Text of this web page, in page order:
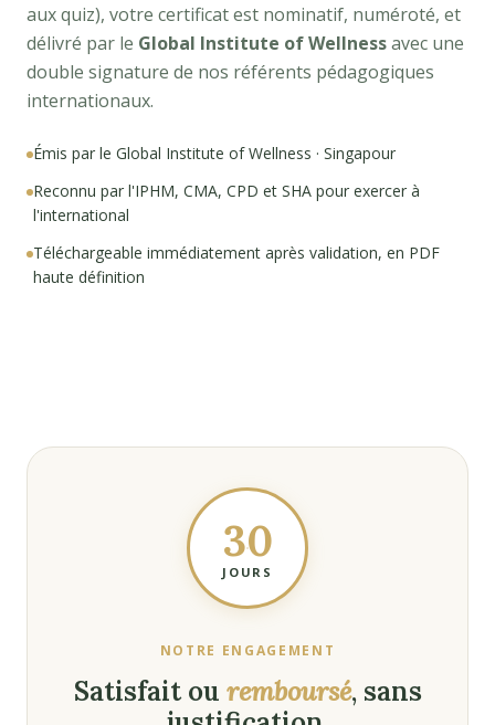
aux quiz), votre certificat est nominatif, numéroté, et
délivré par le Global Institute of Wellnessavec une
double signature de nos référents pédagogiques
internationaux.
Émis par le Global Institute of Wellness · Singapour
Reconnu par l'IPHM, CMA, CPD et SHA pour exercer à
l'international
Téléchargeable immédiatement après validation, en PDF
haute définition
30
JOURS
NOTRE ENGAGEMENT
Satisfait ou remboursé, sans